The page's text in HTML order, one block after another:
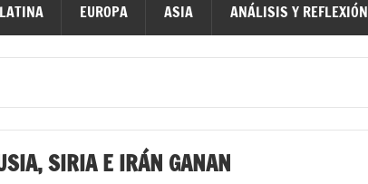
EUROPA ASIA ANÁLISIS Y REFLEXIÓN
SIRIA E IRÁN GANAN